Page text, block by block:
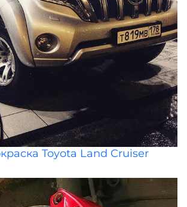
Toyota Land Cruiser